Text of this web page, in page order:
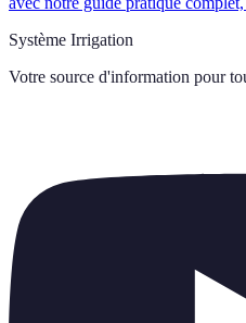
Système Irrigation
Votre source d'information pour